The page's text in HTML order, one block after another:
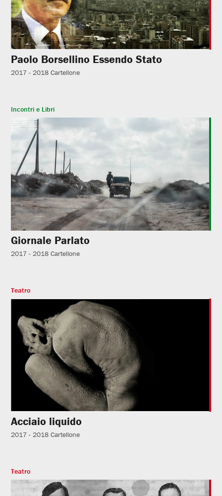
Paolo Borsellino Essendo Stato
2017 - 2018 Cartellone
Incontri e Libri
Giornale Parlato
2017 - 2018 Cartellone
Teatro
Acciaio liquido
2017 - 2018 Cartellone
Teatro